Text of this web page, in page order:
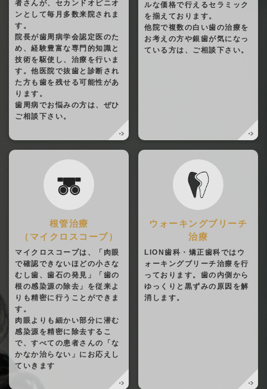
者さんが、セカンドオピニオ
ンとして毎月多数来院されま
す。
院長が歯周病学会認定医のた
め、経験豊富な専門的知識と
技術を駆使し、治療を行いま
す。他医院で抜歯と診断され
た方も歯を残せる可能性があ
ります。
歯周病でお悩みの方は、ぜひ
ご相談下さい。
ルな価格で行えるセラミック
を揃えております。
他院で複数の白い歯の治療を
お考えの方や銀歯が気になっ
ている方は、ご相談下さい。
根管治療
（マイクロスコープ）
マイクロスコープは、「肉眼
で確認できないほどの小さな
むし歯、歯石の発見」「歯の
根の感染源の除去」を従来よ
りも精密に行うことができま
す。
肉眼よりも細かい部分に潜む
感染源を精密に除去するこ
で、すべての患者さんの「な
かなか治らない」にお応えし
ていきます
ウォーキングブリーチ
治療
LION歯科・矯正歯科ではウ
ォーキングブリーチ治療を行
っております。歯の内側から
ゆっくりと黒ずみの原因を解
消します。